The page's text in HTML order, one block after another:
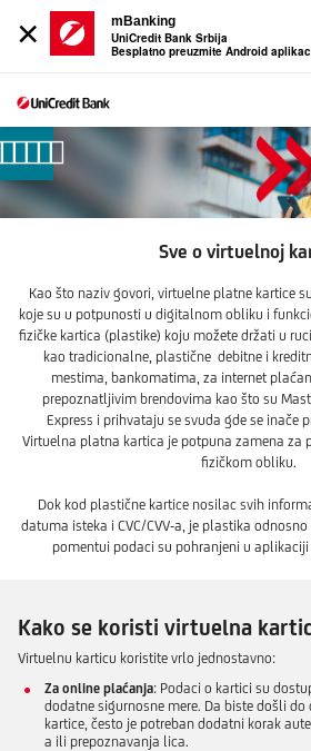
×
mBanking
UniCredit Bank Srbija
Besplatno preuzmite Android
virtuelnoj
kartici
Sve o virtuelnoj
Kao što naziv govori, virtuelne platne kartice
koje su u potpunosti u digitalnom obliku i
fizičke kartica (plastike) koju možete držati u
kao tradicionalne, plastične debitne i
mestima, bankomatima, za internet
prepoznatljivim brendovima kao što su
Express i prihvataju se svuda gde se inače
Virtuelna platna kartica je potpuna zamena za
fizičkom obliku.
Dok kod plastične kartice nosilac svih
datuma isteka i CVC/CVV-a, je plastika
pomentui podaci su pohranjeni u
Kako se koristi virtuelna
Virtuelnu karticu koristite vrlo jednostavno:
Za online plaćanja: Podaci o kartici su
dodatne sigurnosne mere. Da biste došli
kartice, često je potreban dodatni korak
a ili prepoznavanja lica.